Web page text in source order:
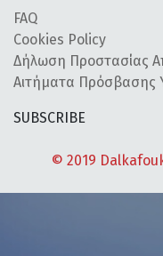
FAQ
Cookies Policy
Δήλωση Προστασίας
Αιτήματα Πρόσβασης
SUBSCRIBE
© 2019